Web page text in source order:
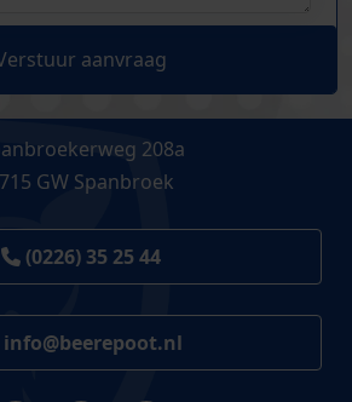
aanvraag
208a
GW Spanbroek
(0226) 35 25 44
info@beerepoot.nl